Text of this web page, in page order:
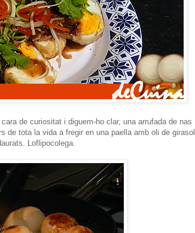
de curiositat i diguem-ho clar, una arrufada de nas
de tota la vida a fregir en una paella amb oli de girasol.
Loflipocolega.